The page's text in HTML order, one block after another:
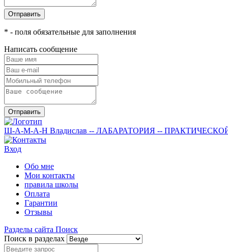
Отправить
* - поля обязательные для заполнения
Написать сообщение
Отправить
Ш-А-М-А-Н Владислав -- ЛАБАРАТОРИЯ --
Вход
Обо мне
Мои контакты
правила школы
Оплата
Гарантии
Отзывы
Разделы сайта Поиск
Поиск в разделах